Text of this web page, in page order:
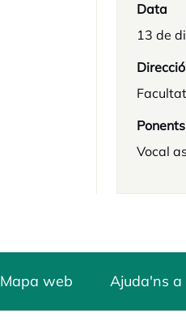
Data
13 de
Direcció
Ponents
Vocal
Mapa web Ajuda'ns